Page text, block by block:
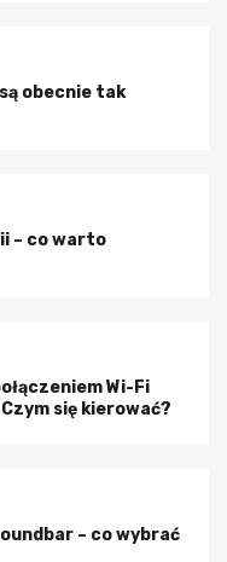
obecnie tak
– co warto
Wi-Fi
się kierować?
– co wybrać